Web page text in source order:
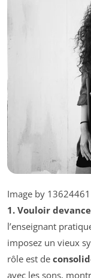
Image by
1. Vouloir
l’enseignant
imposez un vieux
rôle est de
avec les sons,